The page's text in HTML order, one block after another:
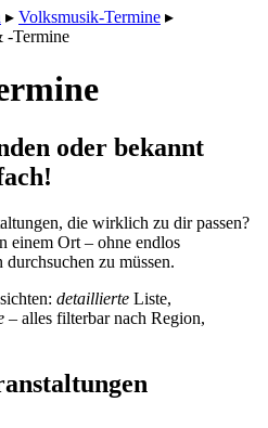
▸ Volksmusik-Termine ▸
-Termine
oder bekannt
die wirklich zu dir passen?
einem Ort – ohne endlos
durchsuchen zu müssen.
detaillierte Liste,
– alles filterbar nach Region,